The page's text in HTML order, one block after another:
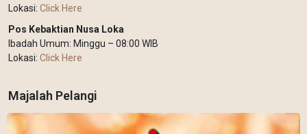
Lokasi: Click Here
Pos Kebaktian Nusa Loka
Ibadah Umum: Minggu – 08:00 WIB
Lokasi: Click Here
Majalah Pelangi